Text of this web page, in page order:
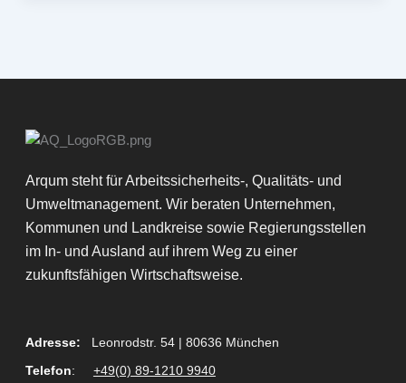
Arqum steht für Arbeitssicherheits-, Qualitäts- und
Umweltmanagement. Wir beraten Unternehmen,
Kommunen und Landkreise sowie Regierungsstellen
im In- und Ausland auf ihrem Weg zu einer
zukunftsfähigen Wirtschaftsweise.
Adresse:
Leonrodstr. 54 | 80636 München
Telefon:
+49(0) 89-1210 9940